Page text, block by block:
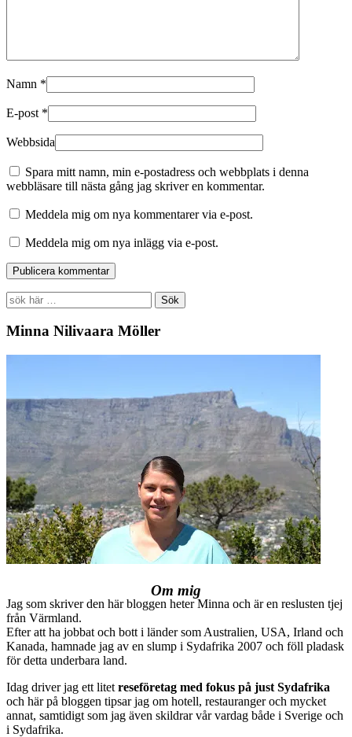
Namn *
E-post *
Webbsida
Spara mitt namn, min e-postadress och webbplats i denna
webbläsare till nästa gång jag skriver en kommentar.
Meddela mig om nya kommentarer via e-post.
Meddela mig om nya inlägg via e-post.
Search
for:
Minna Nilivaara Möller
Om mig
Jag som skriver den här bloggen heter Minna och är en reslusten tjej
från Värmland.
Efter att ha jobbat och bott i länder som Australien, USA, Irland och
Kanada, hamnade jag av en slump i Sydafrika 2007 och föll pladask
för detta underbara land.
Idag driver jag ett litet reseföretag med fokus på just Sydafrika
och här på bloggen tipsar jag om hotell, restauranger och mycket
annat, samtidigt som jag även skildrar vår vardag både i Sverige och
i Sydafrika.